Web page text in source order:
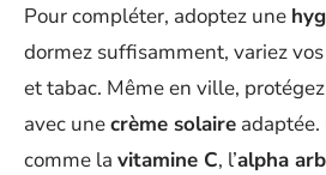
Pour compléter, adoptez une
dormez suffisamment, variez
et tabac. Même en ville,
avec unecrème solaire
comme la vitamine C, l’alpha